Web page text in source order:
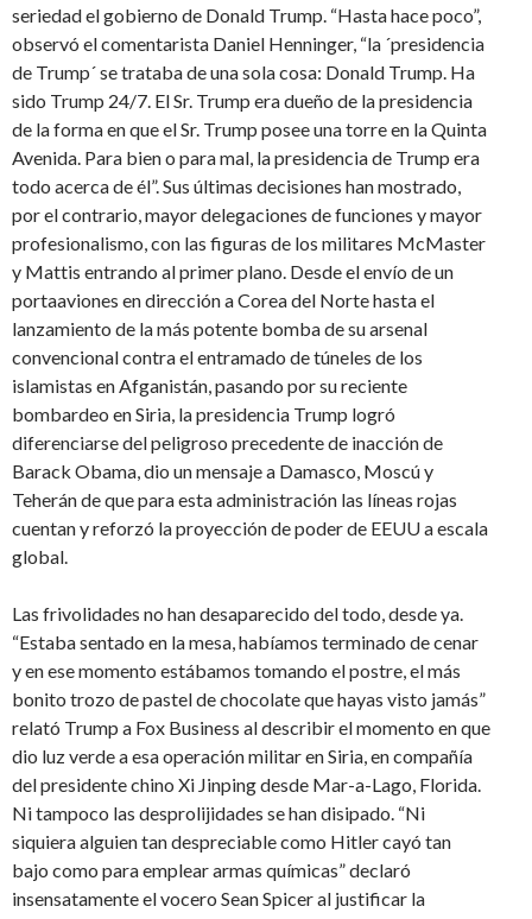
seriedad el gobierno de Donald Trump. “Hasta hace poco”,
observó el comentarista Daniel Henninger, “la ´presidencia
de Trump´ se trataba de una sola cosa: Donald Trump. Ha
sido Trump 24/7. El Sr. Trump era dueño de la presidencia
de la forma en que el Sr. Trump posee una torre en la Quinta
Avenida. Para bien o para mal, la presidencia de Trump era
todo acerca de él”. Sus últimas decisiones han mostrado,
por el contrario, mayor delegaciones de funciones y mayor
profesionalismo, con las figuras de los militares McMaster
y Mattis entrando al primer plano. Desde el envío de un
portaaviones en dirección a Corea del Norte hasta el
lanzamiento de la más potente bomba de su arsenal
convencional contra el entramado de túneles de los
islamistas en Afganistán, pasando por su reciente
bombardeo en Siria, la presidencia Trump logró
diferenciarse del peligroso precedente de inacción de
Barack Obama, dio un mensaje a Damasco, Moscú y
Teherán de que para esta administración las líneas rojas
cuentan y reforzó la proyección de poder de EEUU a escala
global.
Las frivolidades no han desaparecido del todo, desde ya.
“Estaba sentado en la mesa, habíamos terminado de cenar
y en ese momento estábamos tomando el postre, el más
bonito trozo de pastel de chocolate que hayas visto jamás”
relató Trump a Fox Business al describir el momento en que
dio luz verde a esa operación militar en Siria, en compañía
del presidente chino Xi Jinping desde Mar-a-Lago, Florida.
Ni tampoco las desprolijidades se han disipado. “Ni
siquiera alguien tan despreciable como Hitler cayó tan
bajo como para emplear armas químicas” declaró
insensatamente el vocero Sean Spicer al justificar la